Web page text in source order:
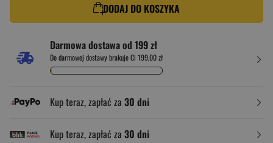
DODAJ DO KOSZYKA
Darmowa dostawa od 199 zł
Do darmowej dostawy brakuje Ci 199,00 zł
Kup teraz, zapłać za 30 dni
Kup teraz, zapłać za 30 dni